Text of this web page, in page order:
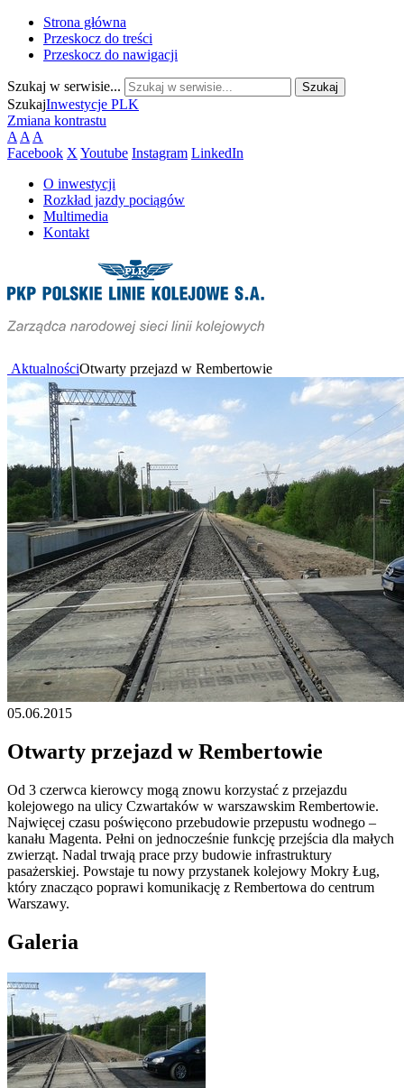
Strona główna
Przeskocz do treści
Przeskocz do nawigacji
Szukaj w serwisie...
SzukajInwestycje PLK
Zmiana kontrastu
A A A
Facebook X Youtube Instagram LinkedIn
O inwestycji
Rozkład jazdy pociągów
Multimedia
Kontakt
AktualnościOtwarty przejazd w Rembertowie
05.06.2015
Otwarty przejazd w Rembertowie
Od 3 czerwca kierowcy mogą znowu korzystać z przejazdu
kolejowego na ulicy Czwartaków w warszawskim Rembertowie.
Najwięcej czasu poświęcono przebudowie przepustu wodnego –
kanału Magenta. Pełni on jednocześnie funkcję przejścia dla małych
zwierząt. Nadal trwają prace przy budowie infrastruktury
pasażerskiej. Powstaje tu nowy przystanek kolejowy Mokry Ług,
który znacząco poprawi komunikację z Rembertowa do centrum
Warszawy.
Galeria